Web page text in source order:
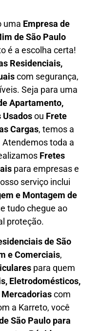
uma Empresa de
de São Paulo
é a escolha certa!
Residenciais,
com segurança,
Seja para uma
Apartamento,
ou Frete
Cargas, temos a
Atendemostoda a
Fretes
para empresas e
serviço inclui
e Montagem de
tudo chegue ao
proteção.
de São
e Comerciais,
para quem
Eletrodomésticos,
Mercadoriascom
a Karreto, você
São Paulo para